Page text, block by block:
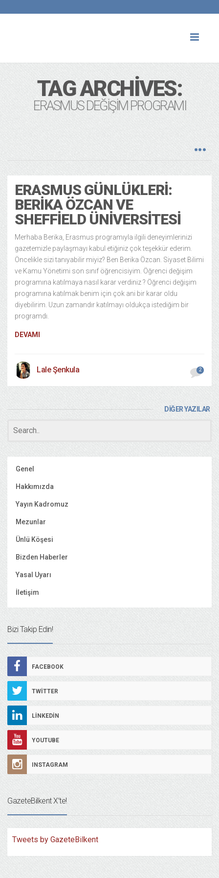
TAG ARCHIVES:
ERASMUS DEĞIŞIM PROGRAMI
ERASMUS GÜNLÜKLERI:
BERIKA ÖZCAN VE
SHEFFIELD ÜNIVERSITESI
Merhaba Berika, Erasmus programıyla ilgili deneyimlerinizi
gazetemizle paylaşmayı kabul etiğiniz çok teşekkür ederim.
Öncelikle sizi tanıyabilir miyiz? Ben Berika Özcan. Siyaset Bilimi
ve Kamu Yönetimi son sınıf öğrencisiyim. Öğrenci değişim
programına katılmaya nasıl karar verdiniz ? Öğrenci değişim
programına katılmak benim için çok ani bir karar oldu
diyebilirim. Uzun zamandır katılmayı oldukça istediğim bir
programdı.
DEVAMI
Lale Şenkula 2
DİĞER YAZILAR
Genel
Hakkımızda
Yayın Kadromuz
Mezunlar
Ünlü Köşesi
Bizden Haberler
Yasal Uyarı
İletişim
Bizi Takip Edin!
FACEBOOK
TWITTER
LINKEDIN
YOUTUBE
INSTAGRAM
GazeteBilkent X’te!
Tweets by GazeteBilkent